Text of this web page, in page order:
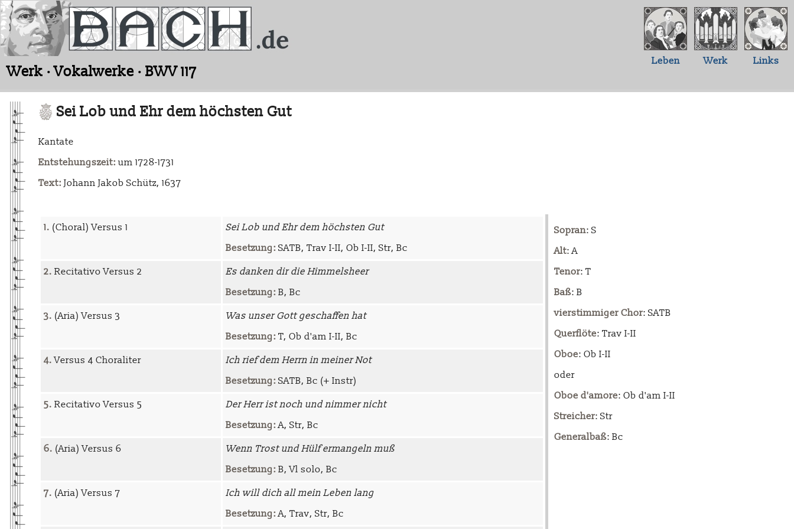
Werk · Vokalwerke · BWV 117
Leben Werk Links
Sei Lob und Ehr dem höchsten Gut
Kantate
Entstehungszeit: um 1728-1731
Text: Johann Jakob Schütz, 1637
1. (Choral) Versus 1
Sei Lob und Ehr dem höchsten Gut
Besetzung: SATB, Trav I-II, Ob I-II, Str, Bc
2. Recitativo Versus 2
Es danken dir die Himmelsheer
Besetzung: B, Bc
3. (Aria) Versus 3
Was unser Gott geschaffen hat
Besetzung: T, Ob d'am I-II, Bc
4.Versus 4 Choraliter
Ich rief dem Herrn in meiner Not
Besetzung: SATB, Bc (+ Instr)
5. Recitativo Versus 5
Der Herr ist noch und nimmer nicht
Besetzung:A, Str, Bc
6. (Aria) Versus 6
Wenn Trost und Hülf ermangeln muß
Besetzung: B, Vl solo, Bc
7. (Aria) Versus 7
Ich will dich all mein Leben lang
Besetzung:A, Trav, Str, Bc
Sopran: S
Alt: A
Tenor: T
Baß: B
vierstimmiger Chor: SATB
Querflöte: Trav I-II
Oboe: Ob I-II
oder
Oboe d'amore: Ob d'am I-II
Streicher: Str
Generalbaß: Bc